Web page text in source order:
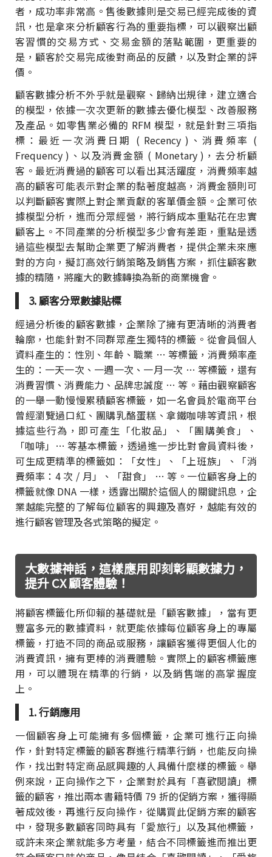
者，成功率非常高。售後數據則是交易已經完成後的資
訊，也是拿來分析顧客行為的重要指標，可以觀察出顧
客習慣的交易方式、交易金額的落點範圍，更重要的
是，顧客於交易完成後對商品的反饋，以及對企業的評
價。
顧客數據分析不外乎就是觀察、歸納出規律，建立適合
的模型，依據一次次更新的數據去優化模型、改善服務
及產品。如零售業必備的 RFM 模型，就是針對三項指
標：最近一次消費日期 ( Recency )、消費頻率 (
Frequency )、以及消費金額 ( Monetary )，去分析顧
客。最近消費過的顧客可以看出其活躍度，消費頻率越
高的顧客可能表示對企業的黏著度越高，消費金額則可
以判斷顧客實際上對企業貢獻的客單價金額。企業可依
據模型分析，進而分眾經營，將行銷成本重點花在忠實
顧客上。不同產業的分析模型多少會有差距，重點是透
過這些模型去幫助企業更了解消費者，提供企業未來應
對的方向，擬訂高效行銷策略及銷售方案，抓住顧客數
據的精隨，將龐大的數據轉換為新的商業機會。
3. 顧客分眾數據貼標
經過分析後的顧客數據，企業除了擁有更清晰的消費者
輪廓，也能針對不同群眾產生獨特的標籤。從會員個人
資料產生的：性別、年齡、職業 … 等標籤，消費頻率產
生的：一天一次、一週一次、一月一次 … 等標籤，還有
消費習慣、消費能力、品牌忠誠度 … 等。藉由觀察顧客
的一舉一動慢慢累積顧客標籤，如一名會員於電商平台
曾經瀏覽過口紅、團購乳酪蛋糕、拿鐵咖啡等資訊，根
據這些行為，即可產生「化妝品」、「團購美食」、
「咖啡」… 等基本標籤，透過進一步比對會員資料後，
可生成更精準的標籤如：「女性」、「上班族」、「消
費頻率：4 次 / 月」、「甜食」 … 等。一位顧客身上的
標籤就像 DNA 一樣，透露出關於這個人的關鍵訊息，企
業越能完整的了解每位顧客的興趣及喜好，越能有效的
進行顧客管理及各式策略的擬定。
大數據神話，這樣應用即刻彰顯數據力，
提升 CX 顧客體驗！
將顧客標籤化所仰賴的基礎就是「顧客數據」，當有更
豐富多元的數據資料，就更能依據每位顧客身上的專屬
標籤，打造不同的商品或服務，讓顧客獲得更個人化的
消費資訊，擁有更棒的消費體驗。實際上的顧客標籤應
用，可以體現在精準的行銷，以及銷售端的高掌握度
上。
1. 行銷應用
一個顧客身上可能擁有多個標籤，企業可進行正向操
作，針對特定標籤的顧客群進行精準行銷，也能反向操
作，找出對特定商品感興趣的人具備什麼樣的標籤。舉
例來說，正向操作之下，企業對於具有「喜歡閱讀」標
籤的顧客，推出兩本書籍特價 79 折的促銷方案，獲得顯
著成效後，再進行反向操作，從購買此促銷方案的顧客
中，發現多數顧客同時具有「愛旅行」以及其他標籤，
或許未來企業就能多方考量，結合不同標籤進而推出更